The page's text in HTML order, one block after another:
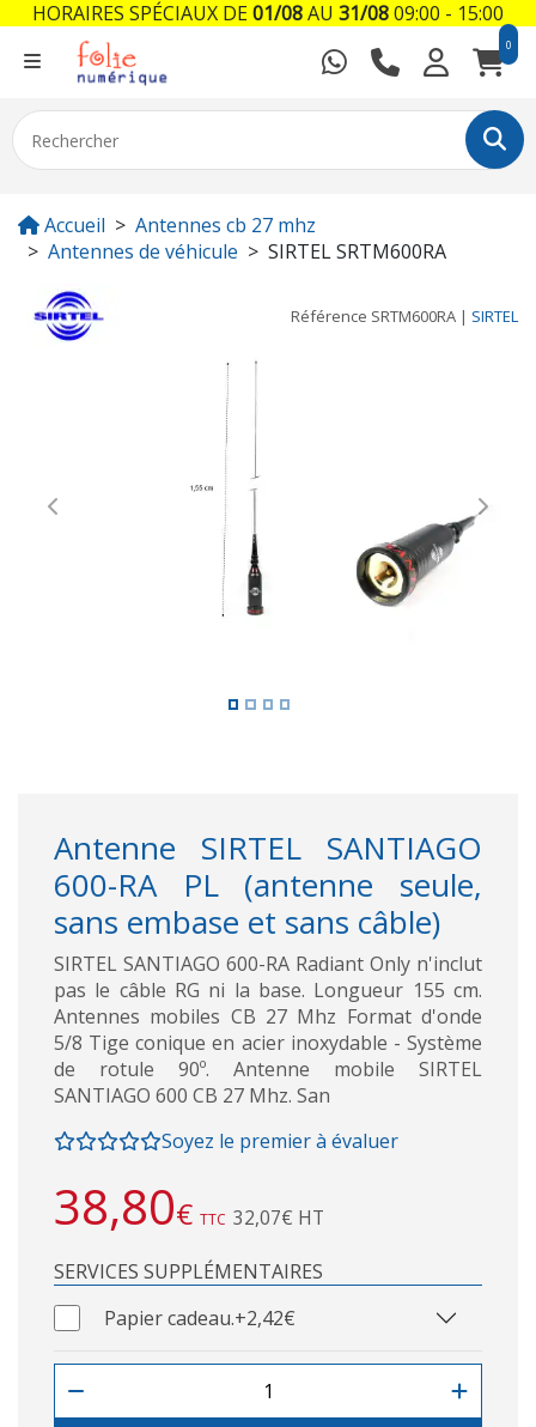
0
Accueil
Antennes cb 27 mhz
Antennes de véhicule
SIRTEL SRTM600RA
Référence SRTM600RA | SIRTEL
Previous Next
Antenne SIRTEL SANTIAGO
600-RA PL (antenne seule,
sans embase et sans câble)
SIRTEL SANTIAGO 600-RA Radiant Only n'inclut
pas le câble RG ni la base. Longueur 155 cm.
Antennes mobiles CB 27 Mhz Format d'onde
5/8 Tige conique en acier inoxydable - Système
de rotule 90º. Antenne mobile SIRTEL
SANTIAGO 600 CB 27 Mhz. San
Soyez le premier à évaluer
38,80€ TTC 32,07€ HT
SERVICES SUPPLÉMENTAIRES
Papier cadeau.+2,42€
HORAIRES SPÉCIAUX DE01/08AU 31/0809:00 - 15:00